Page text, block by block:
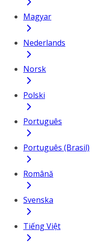
Magyar
Nederlands
Norsk
Polski
Português
Português (Brasil)
Română
Svenska
Tiếng Việt